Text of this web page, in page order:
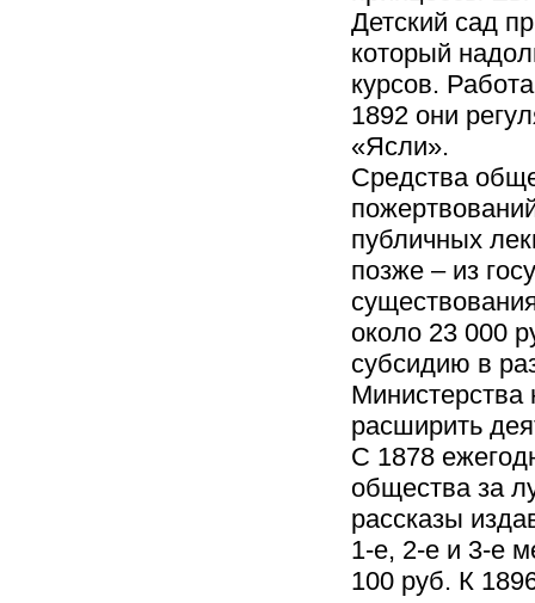
Детский сад
который
курсов.
1892 они
«Ясли».
Средства
публичных
позже – из
около 23 000
субсидию в
Министерства
расширить
С 1878
общества за
рассказы
1-е, 2-е и 3-е
100 руб. К